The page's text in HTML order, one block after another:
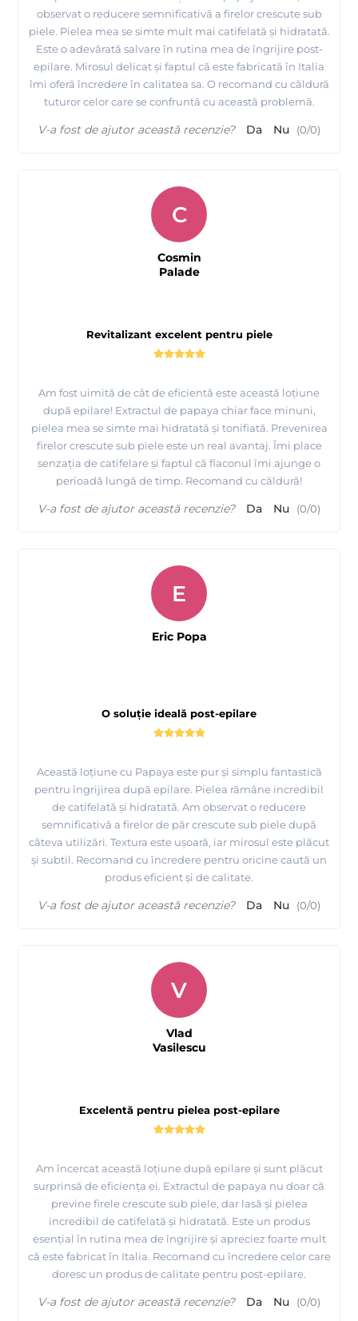
observat o reducere semnificativă a firelor crescute sub
piele. Pielea mea se simte mult mai catifelată și hidratată.
Este o adevărată salvare în rutina mea de îngrijire post-
epilare. Mirosul delicat și faptul că este fabricată în Italia
îmi oferă încredere în calitatea sa. O recomand cu căldură
tuturor celor care se confruntă cu această problemă.
V-a fost de ajutor această recenzie? Da Nu (0/0)
Revitalizant excelent pentru piele
Am fost uimită de cât de eficientă este această loțiune
după epilare! Extractul de papaya chiar face minuni,
pielea mea se simte mai hidratată și tonifiată. Prevenirea
firelor crescute sub piele este un real avantaj. Îmi place
senzația de catifelare și faptul că flaconul îmi ajunge o
perioadă lungă de timp. Recomand cu căldură!
C
Cosmin
Palade
V-a fost de ajutor această recenzie? Da Nu (0/0)
O soluție ideală post-epilare
Această loțiune cu Papaya este pur și simplu fantastică
pentru îngrijirea după epilare. Pielea rămâne incredibil
de catifelată și hidratată. Am observat o reducere
semnificativă a firelor de păr crescute sub piele după
câteva utilizări. Textura este ușoară, iar mirosul este plăcut
și subtil. Recomand cu încredere pentru oricine caută un
produs eficient și de calitate.
E
Eric Popa
V-a fost de ajutor această recenzie? Da Nu (0/0)
Excelentă pentru pielea post-epilare
Am încercat această loțiune după epilare și sunt plăcut
surprinsă de eficiența ei. Extractul de papaya nu doar că
previne firele crescute sub piele, dar lasă și pielea
incredibil de catifelată și hidratată. Este un produs
esențial în rutina mea de îngrijire și apreciez foarte mult
că este fabricat în Italia. Recomand cu încredere celor care
doresc un produs de calitate pentru post-epilare.
V
Vlad
Vasilescu
V-a fost de ajutor această recenzie? Da Nu (0/0)